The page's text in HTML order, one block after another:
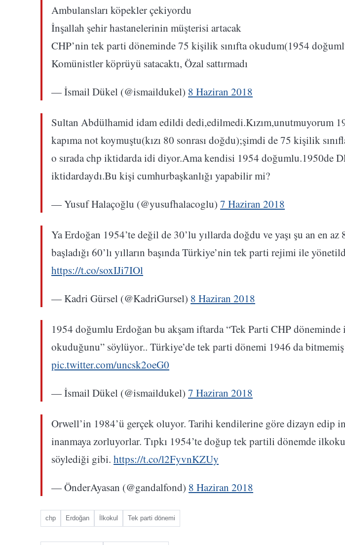
Ambulansları köpekler çekiyordu
İnşallah şehir hastanelerinin müşterisi artacak
CHP’nin tek parti döneminde 75 kişilik sınıfta okudum(1954
Komünistler köprüyü satacaktı, Özal sattırmadı
— İsmail Dükel (@ismaildukel) 8 Haziran 2018
Sultan Abdülhamid idam edildi dedi,edilmedi.Kızım,unutmuyorum
kapıma not koymuştu(kızı 80 sonrası doğdu);şimdi de 75 kişilik
o sırada chp iktidarda idi diyor.Ama kendisi 1954 doğumlu.1950de
iktidardaydı.Bu kişi cumhurbaşkanlığı yapabilir mi?
— Yusuf Halaçoğlu (@yusufhalacoglu) 7 Haziran 2018
Ya Erdoğan 1954’te değil de 30’lu yıllarda doğdu ve yaşı şu an en
başladığı 60’lı yılların başında Türkiye’nin tek parti rejimi ile
https://t.co/soxIJi7IOl
— Kadri Gürsel (@KadriGursel) 8 Haziran 2018
1954 doğumlu Erdoğan bu akşam iftarda “Tek Parti CHP
okuduğunu” söylüyor.. Türkiye’de tek parti dönemi 1946 da
pic.twitter.com/uncsk2oeG0
— İsmail Dükel (@ismaildukel) 7 Haziran 2018
Orwell’in 1984’ü gerçek oluyor. Tarihi kendilerine göre dizayn edip
inanmaya zorluyorlar. Tıpkı 1954’te doğup tek partili dönemde
söylediği gibi. https://t.co/l2FyvnKZUy
— ÖnderAyasan (@gandalfond) 8 Haziran 2018
chp Erdoğan İlkokul Tek parti dönemi